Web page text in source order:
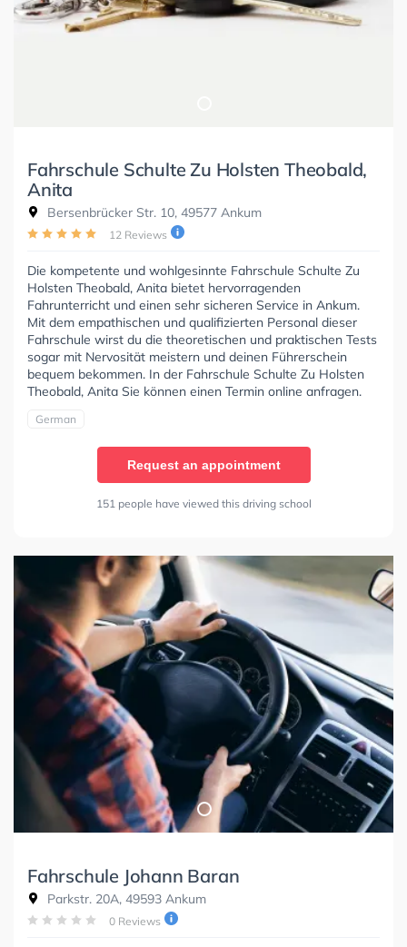
Fahrschule Schulte Zu Holsten Theobald,
Anita
Bersenbrücker Str. 10, 49577 Ankum
12 Reviews
Die kompetente und wohlgesinnte Fahrschule Schulte Zu
Holsten Theobald, Anita bietet hervorragenden
Fahrunterricht und einen sehr sicheren Service in Ankum.
Mit dem empathischen und qualifizierten Personal dieser
Fahrschule wirst du die theoretischen und praktischen Tests
sogar mit Nervosität meistern und deinen Führerschein
bequem bekommen. In der Fahrschule Schulte Zu Holsten
Theobald, Anita Sie können einen Termin online anfragen.
German
Request an appointment
151 people have viewed this driving school
Fahrschule Johann Baran
Parkstr. 20A, 49593 Ankum
0 Reviews